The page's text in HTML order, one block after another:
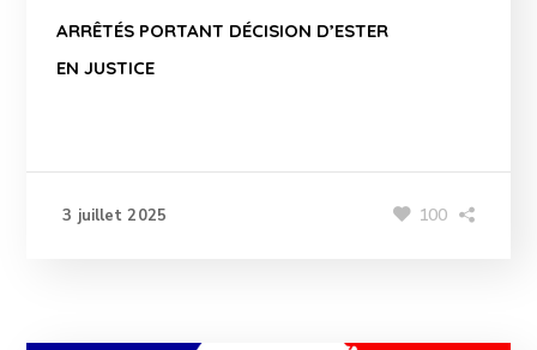
ARRÊTÉS PORTANT DÉCISION D’ESTER
EN JUSTICE
3 juillet 2025 100